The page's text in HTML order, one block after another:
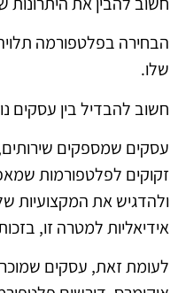
הבחירה בפלטפורמה
שלו.
חשוב להבדיל בין עסקים
עסקים שמספקים שירותים,
זקוקים לפלטפורמות
ולהדגיש את המקצועיות
אידיאליות למטרה זו,
לעומת זאת, עסקים